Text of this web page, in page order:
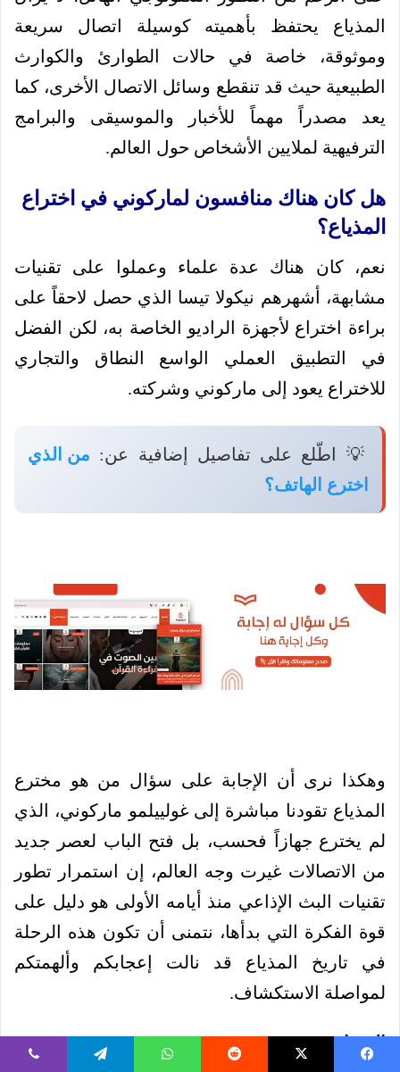
المذياع يحتفظ بأهميته كوسيلة اتصال سريعة
وموثوقة، خاصة في حالات الطوارئ والكوارث
الطبيعية حيث قد تنقطع وسائل الاتصال الأخرى، كما
يعد مصدراً مهماً للأخبار والموسيقى والبرامج
الترفيهية لملايين الأشخاص حول العالم.
هل كان هناك منافسون لماركوني في اختراع
المذياع؟
نعم، كان هناك عدة علماء وعملوا على تقنيات
مشابهة، أشهرهم نيكولا تيسا الذي حصل لاحقاً على
براءة اختراع لأجهزة الراديو الخاصة به، لكن الفضل
في التطبيق العملي الواسع النطاق والتجاري
للاختراع يعود إلى ماركوني وشركته.
💡 اطّلع على تفاصيل إضافية عن: من الذي
اخترع الهاتف؟
وهكذا نرى أن الإجابة على سؤال من هو مخترع
المذياع تقودنا مباشرة إلى غولييلمو ماركوني، الذي
لم يخترع جهازاً فحسب، بل فتح الباب لعصر جديد
من الاتصالات غيرت وجه العالم، إن استمرار تطور
تقنيات البث الإذاعي منذ أيامه الأولى هو دليل على
قوة الفكرة التي بدأها، نتمنى أن تكون هذه الرحلة
في تاريخ المذياع قد نالت إعجابكم وألهمتكم
لمواصلة الاستكشاف.
المصادر